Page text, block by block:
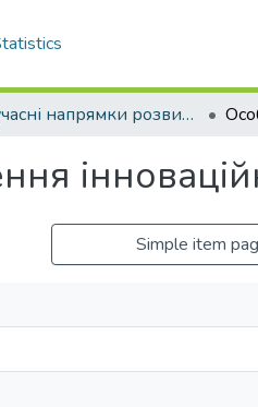
Сучасні напрямки розвитку економіки і менеджменту на підприємствах України
Simple item